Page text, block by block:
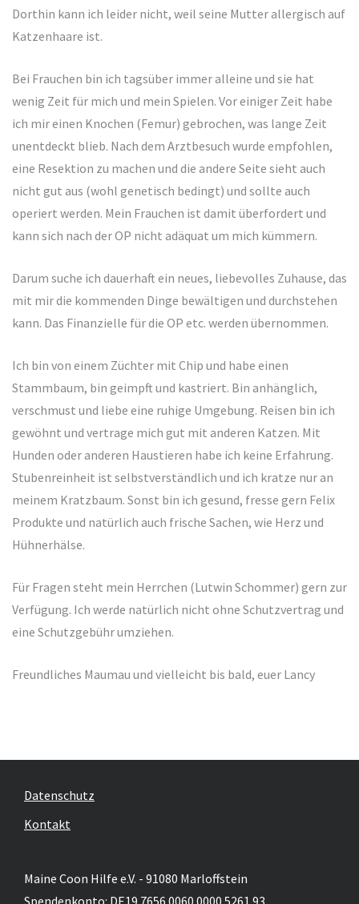
Dorthin kann ich leider nicht, weil seine Mutter allergisch auf
Katzenhaare ist.
Bei Frauchen bin ich tagsüber immer alleine und sie hat
wenig Zeit für mich und mein Spielen. Vor einiger Zeit habe
ich mir einen Knochen (Femur) gebrochen, was lange Zeit
unentdeckt blieb. Nach dem Arztbesuch wurde empfohlen,
eine Resektion zu machen und die andere Seite sieht auch
nicht gut aus (wohl genetisch bedingt) und sollte auch
operiert werden. Mein Frauchen ist damit überfordert und
kann sich nach der OP nicht adäquat um mich kümmern.
Darum suche ich dauerhaft ein neues, liebevolles Zuhause, das
mit mir die kommenden Dinge bewältigen und durchstehen
kann. Das Finanzielle für die OP etc. werden übernommen.
Ich bin von einem Züchter mit Chip und habe einen
Stammbaum, bin geimpft und kastriert. Bin anhänglich,
verschmust und liebe eine ruhige Umgebung. Reisen bin ich
gewöhnt und vertrage mich gut mit anderen Katzen. Mit
Hunden oder anderen Haustieren habe ich keine Erfahrung.
Stubenreinheit ist selbstverständlich und ich kratze nur an
meinem Kratzbaum. Sonst bin ich gesund, fresse gern Felix
Produkte und natürlich auch frische Sachen, wie Herz und
Hühnerhälse.
Für Fragen steht mein Herrchen (Lutwin Schommer) gern zur
Verfügung. Ich werde natürlich nicht ohne Schutzvertrag und
eine Schutzgebühr umziehen.
Freundliches Maumau und vielleicht bis bald, euer Lancy
Datenschutz
Kontakt
Maine Coon Hilfe e.V. - 91080 Marloffstein
Spendenkonto: DE19 7656 0060 0000 5261 93